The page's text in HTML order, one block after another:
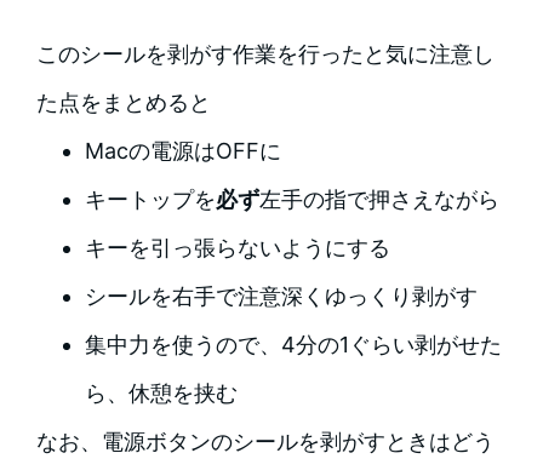
このシールを剥がす作業を行ったと気に注意し
た点をまとめると
Macの電源はOFFに
キートップを必ず左手の指で押さえながら
キーを引っ張らないようにする
シールを右手で注意深くゆっくり剥がす
集中力を使うので、4分の1ぐらい剥がせた
ら、休憩を挟む
なお、電源ボタンのシールを剥がすときはどう